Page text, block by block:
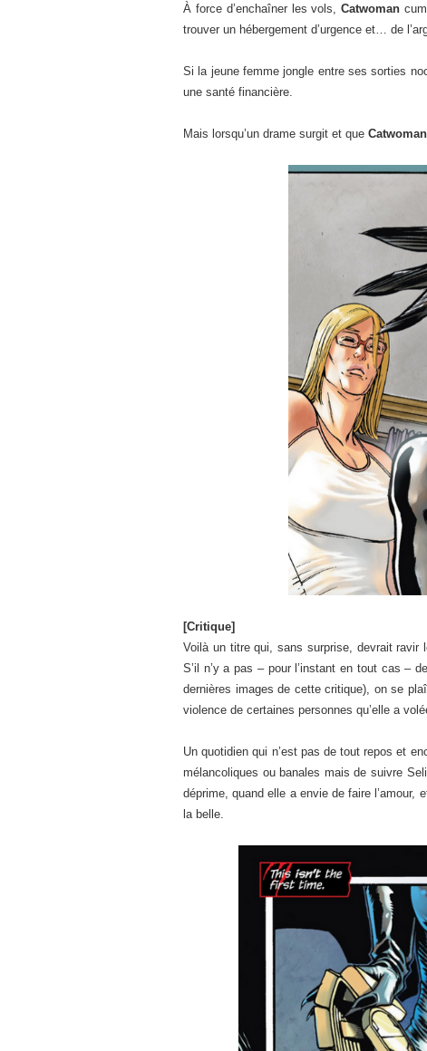
À force d’enchaîner les vols,Catwoman
trouver un hébergement d’urgence et… de
Si la jeune femme jongle entre ses sorties
une santé financière.
Mais lorsqu’un drame surgit et que Catwoman
[Critique]
Voilà un titre qui, sans surprise, devrait ravir
S’il n’y a pas – pour l’instant en tout cas –
dernières images de cette critique), on se
violence de certaines personnes qu’elle a
Un quotidien qui n’est pas de tout repos et
mélancoliques ou banales mais de suivre
déprime, quand elle a envie de faire
la belle.